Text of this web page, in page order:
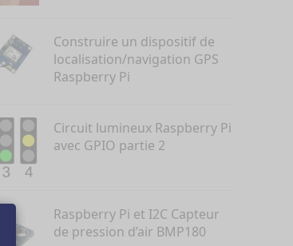
Construire un dispositif de
localisation/navigation GPS
Raspberry Pi
Circuit lumineux Raspberry Pi
avec GPIO partie 2
Raspberry Pi et I2C Capteur
de pression d’air BMP180